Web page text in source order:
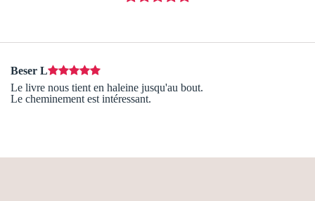
Beser L
Le livre nous tient en haleine jusqu'au bout.
Le cheminement est intéressant.